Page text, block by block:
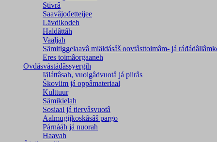
Stivrâ
Saavâjođetteijee
Lävdikodeh
Haldâttâh
Vaaljah
Sämitiggelaavâ miäldásâš oovtâsttoimâm- já
Eres toimâorgaaneh
Ovdâsvástádâssyergih
Iäláttâsah, vuoigâdvuotâ já piirâs
Škovlim já oppâmateriaal
Kulttuur
Sämikielah
Sosiaal já tiervâsvuotâ
Aalmugijkoskâsâš pargo
Párnááh já nuorah
Haavah